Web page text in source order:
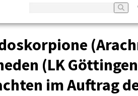
(LK
im Auftrag